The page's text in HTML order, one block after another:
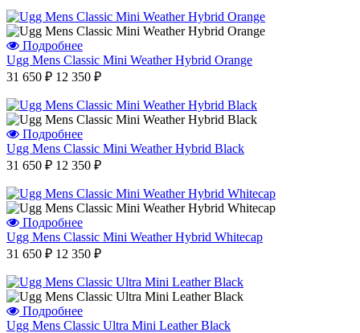
Подробнее
Ugg Mens Classic Mini Weather Hybrid Orange
31 650 ₽ 12 350 ₽
Подробнее
Ugg Mens Classic Mini Weather Hybrid Black
31 650 ₽ 12 350 ₽
Подробнее
Ugg Mens Classic Mini Weather Hybrid Whitecap
31 650 ₽ 12 350 ₽
Подробнее
Ugg Mens Classic Ultra Mini Leather Black